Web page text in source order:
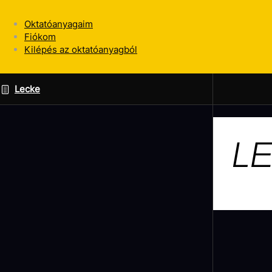
Oktatóanyagaim
Fiókom
Kilépés az oktatóanyagból
Lecke